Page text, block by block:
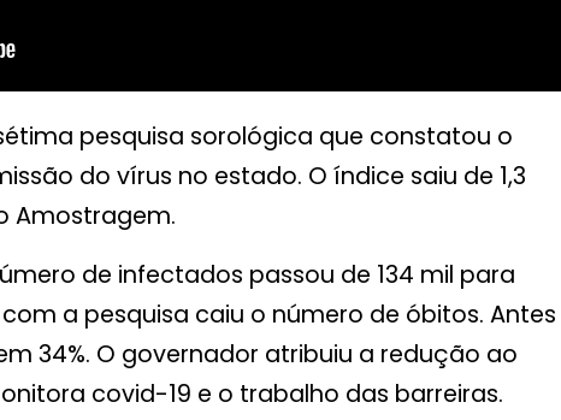
pesquisa sorológica que constatou o
do vírus no estado. O índice saiu de 1,3
Amostragem.
de infectados passou de 134 mil para
a pesquisa caiu o número de óbitos. Antes
34%. O governador atribuiu a redução ao
covid-19 e o trabalho das barreiras.